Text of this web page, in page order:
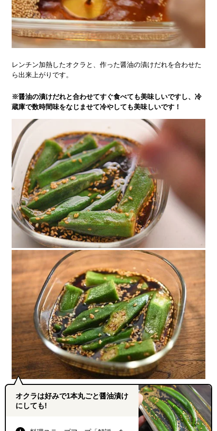
レンチン加熱したオクラと、作った醤油の漬けだれを合わせた
ら出来上がりです。
※醤油の漬けだれと合わせてすぐ食べても美味しいですし、冷
蔵庫で数時間味をなじませて冷やしても美味しいです！
オクラは好みで1本丸ごと醤油漬け
にしても!